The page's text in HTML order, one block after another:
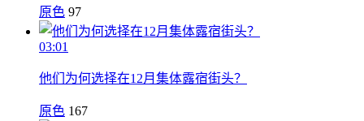
原色 97
03:01
他们为何选择在12月集体露宿街头？
原色 167